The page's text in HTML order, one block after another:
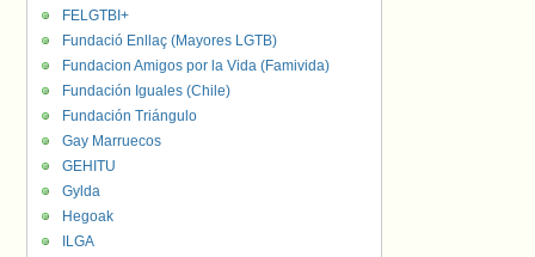
FELGTBI+
Fundació Enllaç (Mayores LGTB)
Fundacion Amigos por la Vida (Famivida)
Fundación Iguales (Chile)
Fundación Triángulo
Gay Marruecos
GEHITU
Gylda
Hegoak
ILGA